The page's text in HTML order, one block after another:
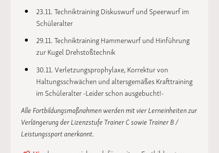
23.11. Techniktraining Diskuswurf und Speerwurf im
Schüleralter
29.11. Techniktraining Hammerwurf und Hinführung
zur Kugel Drehstoßtechnik
30.11. Verletzungsprophylaxe, Korrektur von
Haltungsschwächen und altersgemäßes Krafttraining
im Schüleralter -Leider schon ausgebucht!-
Alle Fortbildungsmaßnahmen werden mit vier Lerneinheiten zur
Verlängerung der Lizenzstufe Trainer C sowie Trainer B /
Leistungssport anerkannt.